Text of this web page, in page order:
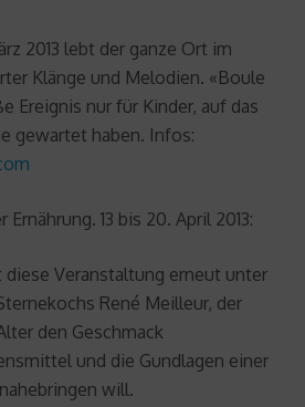
2013 lebt der ganze Ort im
Klänge und Melodien. «Boule
Ereignis nur für Kinder, auf das
gewartet haben. Infos:
13 bis 20. April 2013:
Veranstaltung erneut unter
René Meilleur, der
den Geschmack
und die Gundlagen einer
will.